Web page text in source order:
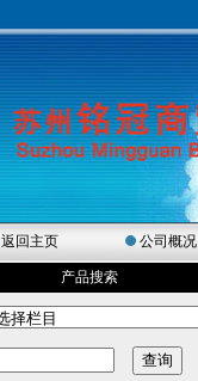
返回主页 公司概况
产品搜索